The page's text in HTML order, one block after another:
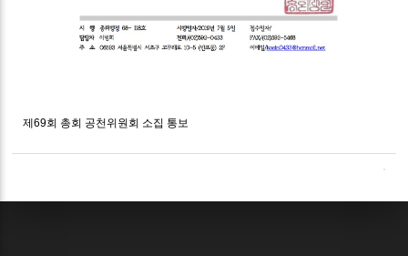
제69회 총회 공천위원회 소집 통보